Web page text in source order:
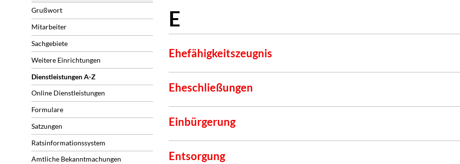
Grußwort
Mitarbeiter
Sachgebiete
Weitere Einrichtungen
Dienstleistungen A-Z
Online Dienstleistungen
Formulare
Satzungen
Ratsinformationssystem
Amtliche Bekanntmachungen
Ehefähigkeitszeugnis
Eheschließungen
Einbürgerung
Entsorgung